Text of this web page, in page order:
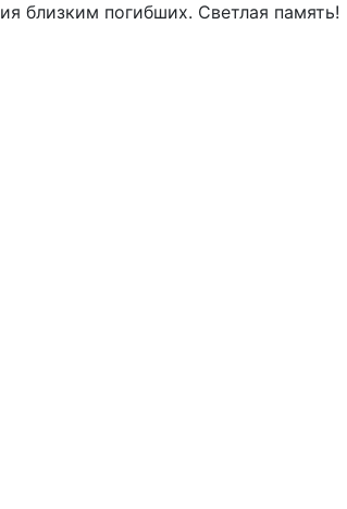
близким погибших. Светлая память!